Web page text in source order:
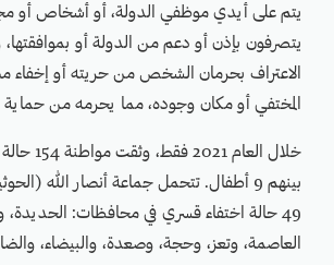
يتم على أيدي موظفي الدولة، أو أشخاص أو
يتصرفون بإذن أو دعم من الدولة أو
الاعتراف بحرمان الشخص من حريته أو
المختفي أو مكان وجوده، مما يحرمه من حماية
خلال العام
بينهم 9 أطفال. تتحمل جماعة أنصار الله
49 حالة اختفاء قسري في محافظات: الحديدة،
العاصمة، وتعز، وحجة، وصعدة، والبيضاء،